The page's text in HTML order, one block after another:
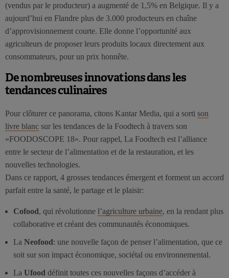
(vendus par le producteur) a augmenté de 1,5% en Belgique. Il y a
aujourd’hui en Flandre plus de 3.000 producteurs en chaîne
d’approvisionnement courte. Elle donne l’opportunité aux
agriculteurs de proposer leurs produits locaux directement aux
consommateurs, pour un prix honnête.
De nombreuses innovations dans les
tendances culinaires
Pour clôturer ce panorama, citons Kantar Media, qui a sorti son
livre blanc sur les tendances de la Foodtech à travers son
«FOODOSCOPE 18». Pour rappel, La Foodtech est l’alliance
entre le secteur de l’alimentation et de la restauration, et les
nouvelles technologies.
Dans ce rapport, 4 grosses tendances émergent et forment un accord
parfait entre la santé, le partage et le plaisir:
Cofood, qui révolutionne l’agriculture urbaine, en la rendant plus
collaborative et créant des communautés économiques.
La Neofood: une nouvelle façon de penser l’alimentation, que ce
soit sur son impact économique, sociétal ou environnemental.
La Ufood définit toutes ces nouvelles façons d’accéder à